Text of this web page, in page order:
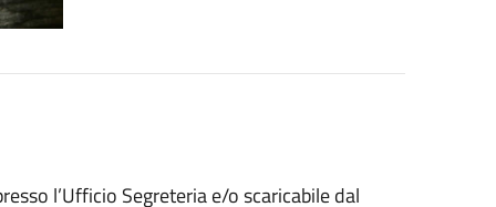
l’Ufficio Segreteria e/o scaricabile dal